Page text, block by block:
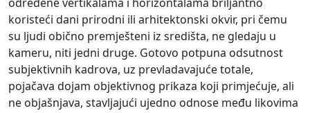
koristeći dani prirodni ili arhitektonski okvir, pri čemu
su ljudi obično premješteni iz središta, ne gledaju u
kameru, niti jedni druge. Gotovo potpuna odsutnost
subjektivnih kadrova, uz prevladavajuće totale,
pojačava dojam objektivnog prikaza koji primjećuje, ali
ne objašnjava, stavljajući ujedno odnose među likovima